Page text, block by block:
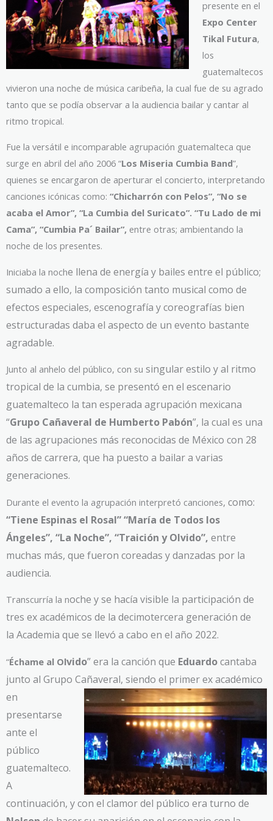
presente en el
Expo Center
Tikal Futura,
los
guatemaltecos
vivieron una noche de música caribeña, la cual fue de su agrado
tanto que se podía observar a la audiencia bailar y cantar al
ritmo tropical.
Fue la versátil e incomparable agrupación guatemalteca que
surge en abril del año 2006 “Los Miseria Cumbia Band”,
quienes se encargaron de aperturar el concierto, interpretando
canciones icónicas como: “Chicharrón con Pelos”, “No se
acaba el Amor”, “La Cumbia del Suricato”. “Tu Lado de mi
Cama”, “Cumbia Pa´ Bailar”, entre otras; ambientando la
noche de los presentes.
Iniciaba la noche llena de energía y bailes entre el público;
sumado a ello, la composición tanto musical como de
efectos especiales, escenografía y coreografías bien
estructuradas daba el aspecto de un evento bastante
agradable.
Junto al anhelo del público, con su singular estilo y al ritmo
tropical de la cumbia, se presentó en el escenario
guatemalteco la tan esperada agrupación mexicana
“Grupo Cañaveral de Humberto Pabón”, la cual es una
de las agrupaciones más reconocidas de México con 28
años de carrera, que ha puesto a bailar a varias
generaciones.
Durante el evento la agrupación interpretó canciones, como:
“Tiene Espinas el Rosal” “María de Todos los
Ángeles”, “La Noche”, “Traición y Olvido”, entre
muchas más, que fueron coreadas y danzadas por la
audiencia.
Transcurría la noche y se hacía visible la participación de
tres ex académicos de la decimotercera generación de
la Academia que se llevó a cabo en el año 2022.
“Échame al Olvido” era la canción que Eduardocantaba
junto al Grupo Cañaveral, siendo el primer ex académico
en
presentarse
ante el
público
guatemalteco.
A
continuación, y con el clamor del público era turno de